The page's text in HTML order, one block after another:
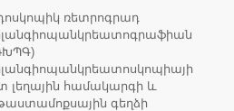
ռետրոգրադ
լեղային համակարգի և
գեղձի